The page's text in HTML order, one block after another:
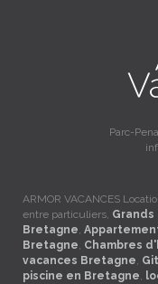
Parc-
ARMOR VACANCES
entre particuliers,
Bretagne,
Bretagne, Chambres
vacances Bretagne,
piscine en Bretagne,